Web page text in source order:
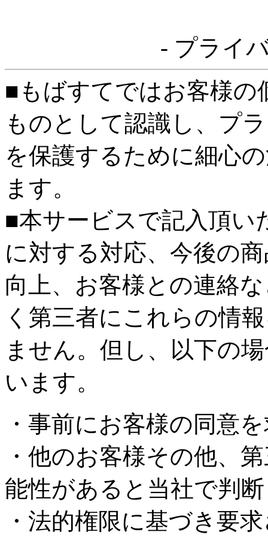
- プライ
■もばすてではお客様の
ものとして認識し、プ
を保護するために細心
ます。
■本サービスで記入頂い
に対する対応、今後の
向上、お客様との連絡
く第三者にこれらの情
ません。但し、以下の
います。
・事前にお客様の同意
・他のお客様その他、
能性があると当社で判
・法的権限に基づき要